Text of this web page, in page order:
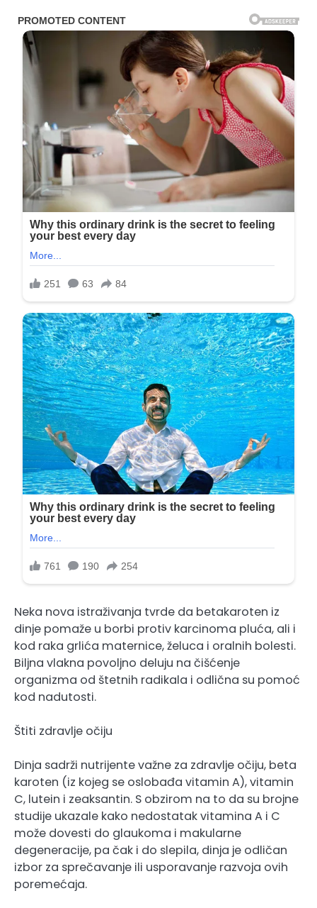
Neka nova istraživanja tvrde da betakaroten iz
dinje pomaže u borbi protiv karcinoma pluća, ali i
kod raka grlića maternice, želuca i oralnih bolesti.
Biljna vlakna povoljno deluju na čišćenje
organizma od štetnih radikala i odlična su pomoć
kod nadutosti.
Štiti zdravlje očiju
Dinja sadrži nutrijente važne za zdravlje očiju, beta
karoten (iz kojeg se oslobađa vitamin A), vitamin
C, lutein i zeaksantin. S obzirom na to da su brojne
studije ukazale kako nedostatak vitamina A i C
može dovesti do glaukoma i makularne
degeneracije, pa čak i do slepila, dinja je odličan
izbor za sprečavanje ili usporavanje razvoja ovih
poremećaja.